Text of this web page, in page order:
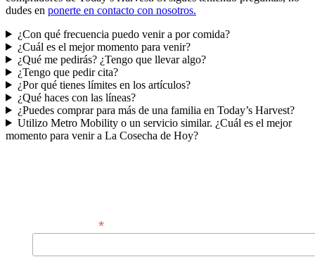
dudes en ponerte en contacto con nosotros.
¿Con qué frecuencia puedo venir a por comida?
¿Cuál es el mejor momento para venir?
¿Qué me pedirás? ¿Tengo que llevar algo?
¿Tengo que pedir cita?
¿Por qué tienes límites en los artículos?
¿Qué haces con las líneas?
¿Puedes comprar para más de una familia en Today’s Harvest?
Utilizo Metro Mobility o un servicio similar. ¿Cuál es el mejor
momento para venir a La Cosecha de Hoy?
*